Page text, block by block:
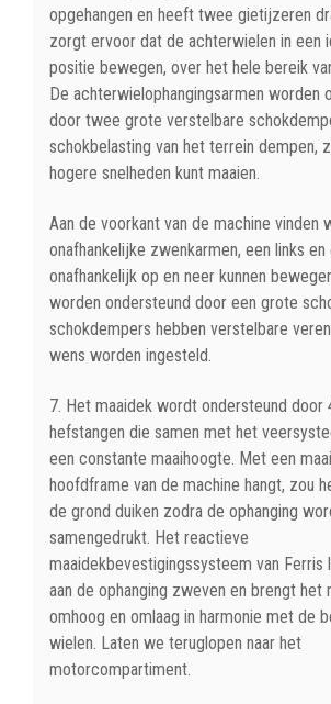
opgehangen en heeft twee gietijzeren
zorgt ervoor dat de achterwielen in een
positie bewegen, over het hele bereik
De achterwielophangingsarmen worden
door twee grote verstelbare
schokbelasting van het terrein dempen,
hogere snelheden kunt maaien.
Aan de voorkant van de machine vinden
onafhankelijke zwenkarmen, een links
onafhankelijk op en neer kunnen
worden ondersteund door een grote
schokdempers hebben verstelbare
wens worden ingesteld.
7. Het maaidek wordt ondersteund door
hefstangen die samen met het
een constante maaihoogte. Met een
hoofdframe van de machine hangt, zou
de grond duiken zodra de ophanging
samengedrukt. Het reactieve
maaidekbevestigingssysteem van Ferris
aan de ophanging zweven en brengt het
omhoog en omlaag in harmonie met de
wielen. Laten we teruglopen naar het
motorcompartiment.